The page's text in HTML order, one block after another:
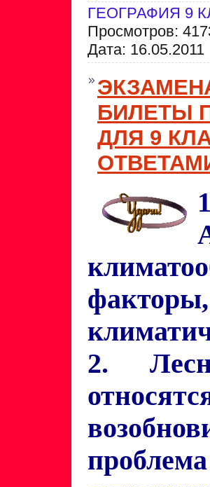
ГЕОГРАФИЯ 9
Просмотров:
Дата: 16.05.2011
БИЛЕТЫ
ДЛЯ 9
факторы,
2.